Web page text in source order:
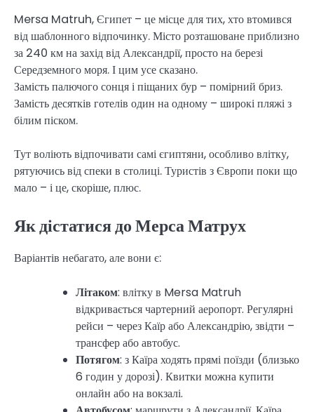
Mersa Matruh, Єгипет – це місце для тих, хто втомився
від шаблонного відпочинку. Місто розташоване приблизно
за 240 км на захід від Александрії, просто на березі
Середземного моря. І цим усе сказано.
Замість палючого сонця і піщаних бур – помірний бриз.
Замість десятків готелів один на одному – широкі пляжі з
білим піском.
Тут воліють відпочивати самі єгиптяни, особливо влітку,
рятуючись від спеки в столиці. Туристів з Європи поки що
мало – і це, скоріше, плюс.
Як дістатися до Мерса Матрух
Варіантів небагато, але вони є:
Літаком: влітку в Mersa Matruh
відкривається чартерний аеропорт. Регулярні
рейси – через Каїр або Александрію, звідти –
трансфер або автобус.
Потягом: з Каїра ходять прямі поїзди (близько
6 годин у дорозі). Квитки можна купити
онлайн або на вокзалі.